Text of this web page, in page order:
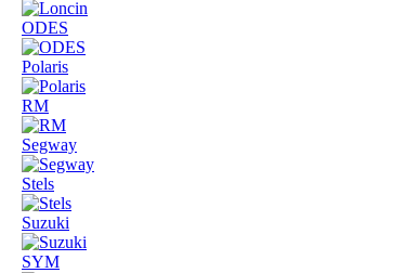
ODES
Polaris
RM
Segway
Stels
Suzuki
SYM